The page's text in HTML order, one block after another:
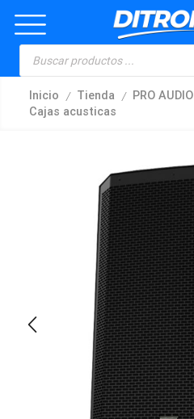
Inicio / Tienda / PRO AUDIO
Cajas acusticas